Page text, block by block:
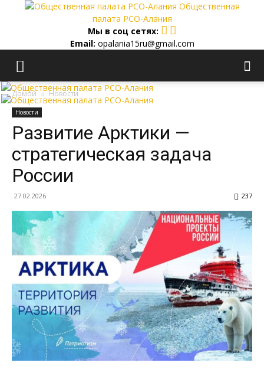
Общественная
палата РСО-Алания
Мы в соц сетях:
Email: opalania15ru@gmail.com
Домой Новости
Новости
Развитие Арктики —
стратегическая задача
России
27.02.2026 237